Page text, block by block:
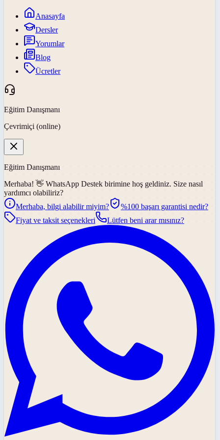
Anasayfa
Dersler
Yorumlar
Blog
Ücretler
Eğitim Danışmanı
Çevrimiçi (online)
Eğitim Danışmanı
Merhaba! 👋 WhatsApp Destek birimine hoş geldiniz. Size nasıl
yardımcı olabiliriz?
Merhaba, bilgi alabilir miyim?
%100 başarı garantisi nedir?
Fiyat ve taksit seçenekleri
Lütfen beni arar mısınız?